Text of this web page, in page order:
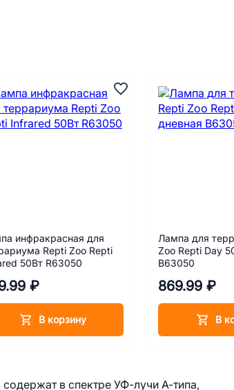
в спектре УФ-лучи А-типа,
инфракрасная для
Repti Zoo Repti
50Вт R63050
₽
В корзину
Лампа для
Zoo Repti Day
B63050
869.99 ₽
В